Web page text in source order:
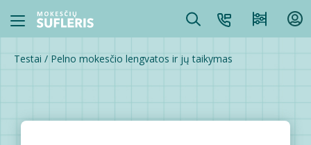
Testai / Pelno mokesčio lengvatos ir jų taikymas